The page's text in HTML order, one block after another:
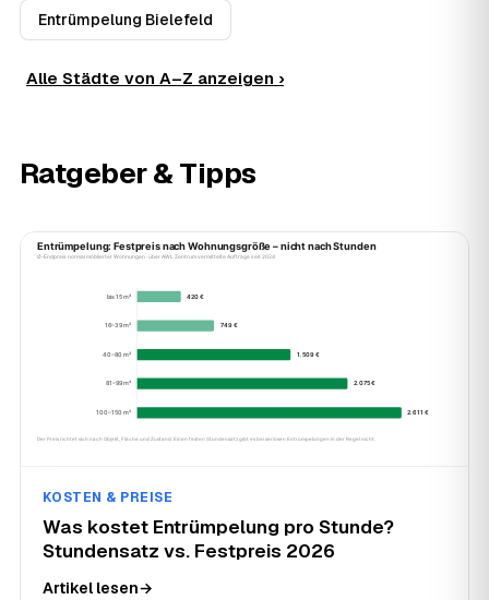
Entrümpelung Bielefeld
Alle Städte von A–Z anzeigen ›
Ratgeber & Tipps
KOSTEN & PREISE
Was kostet Entrümpelung pro Stunde?
Stundensatz vs. Festpreis 2026
Artikel lesen→